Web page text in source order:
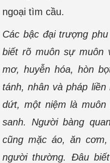
ngoại tìm cầu.
Các bậc đại trượng
biết rõ muôn sự muôn
mơ, huyễn hóa, hòn
tánh, nhân và pháp
dứt, một niệm là
sanh. Người bàng
cũng mặc áo, ăn
người thường. Đâu